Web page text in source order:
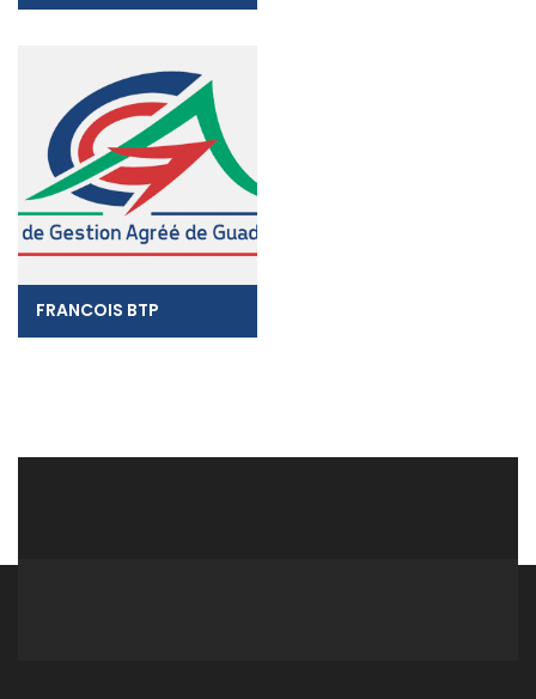
FRANCOIS BTP